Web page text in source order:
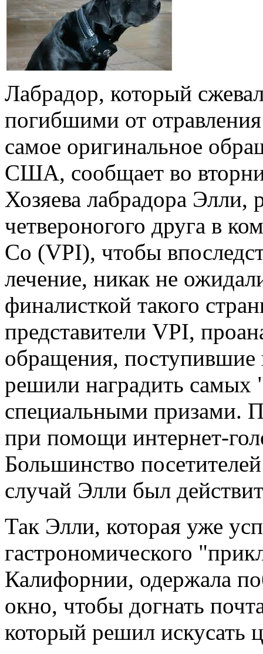
Лабрадор, который
погибшими от
самое оригинальное
США, сообщает во
Хозяева лабрадора Элли,
четвероногого друга в
Co (VPI), чтобы
лечение, никак не
финалисткой такого
представители VPI,
обращения, поступившие
решили наградить самых
специальными призами.
при помощи интернет-
Большинство
случай Элли был
Так Элли, которая уже
гастрономического
Калифорнии, одержала
окно, чтобы догнать
который решил искусать